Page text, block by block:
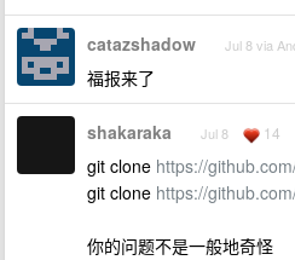
catazshadow Jul 8 via
福报来了
shakaraka Jul 8 14
git clone https://
git clone https://
你的问题不是一般地奇怪